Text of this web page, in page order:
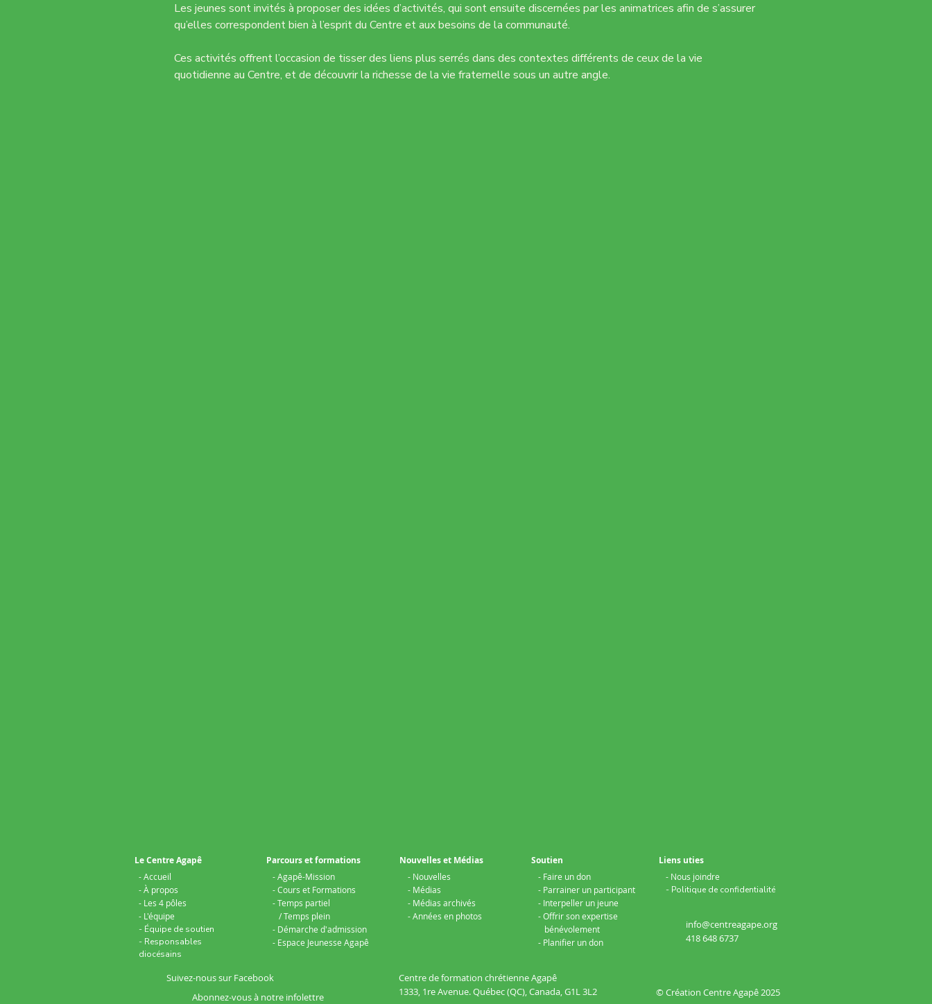
Les jeunes sont invités à proposer des idées d’activités, qui sont ensuite discernées par les animatrices afin de s’assurer
qu’elles correspondent bien à l’esprit du Centre et aux besoins de la communauté.
Ces activités offrent l’occasion de tisser des liens plus serrés dans des contextes différents de ceux de la vie
quotidienne au Centre, et de découvrir la richesse de la vie fraternelle sous un autre angle.
Le Centre Agapê
- Accueil
- À propos
- Les 4 pôles
- L'équipe
- Équipe de soutien
- Responsables
diocésains
Parcours et formations
- Agapê-Mission
- Cours et Formations
- Temps partiel
/ Temps plein
- Démarche d'admission
​- Espace Jeunesse Agapê
Nouvelles et Médias
- Nouvelles
- Médias
- Médias archivés
- Années en photos
Soutien
- Faire un don
- Parrainer un participant
- Interpeller un jeune
- Offrir son expertise
bénévolement
- Planifier un don
Liens uties
- Nous joindre
- Politique de confidentialité
info@centreagape.org
418 648 6737
Suivez-nous sur Facebook
Abonnez-vous à notre infolettre
Centre de formation chrétienne Agapê
1333, 1re Avenue.Québec (QC), Canada,G1L 3L2 © Création Centre Agapê 2025